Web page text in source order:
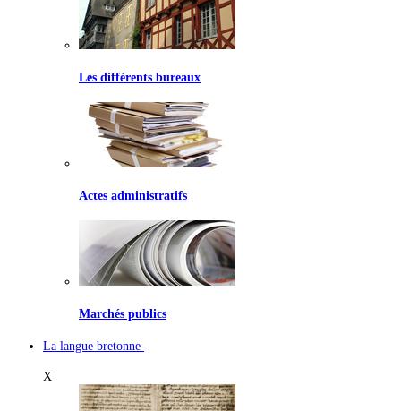
Les différents bureaux
Actes administratifs
Marchés publics
La langue bretonne
X